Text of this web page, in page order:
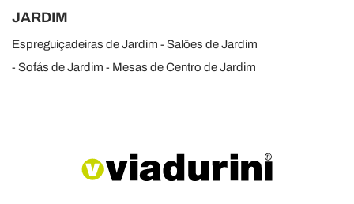
JARDIM
Espreguiçadeiras de Jardim
Salões de Jardim
Sofás de Jardim
Mesas de Centro de Jardim